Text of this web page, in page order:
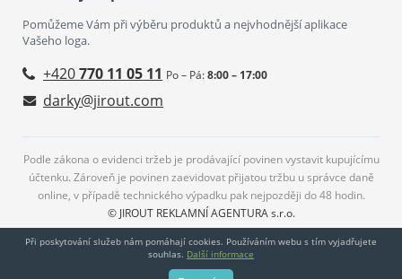
Pomůžeme Vám při výběru produktů a nejvhodnější aplikace
Vašeho loga.
+420770 11 05 11 Po – Pá:8:00 – 17:00
darky@jirout.com
Podle zákona o evidenci tržeb je prodávající povinen vystavit kupujícímu
účtenku. Zároveň je povinen zaevidovat přijatou tržbu u správce daně
online, v případě technického výpadku pak nejpozději do 48 hodin.
© JIROUT REKLAMNÍ AGENTURA s.r.o.
Při poskytování služeb nám pomáhají cookies. Používáním webu s tím vyjadřujete
souhlas. Další informace